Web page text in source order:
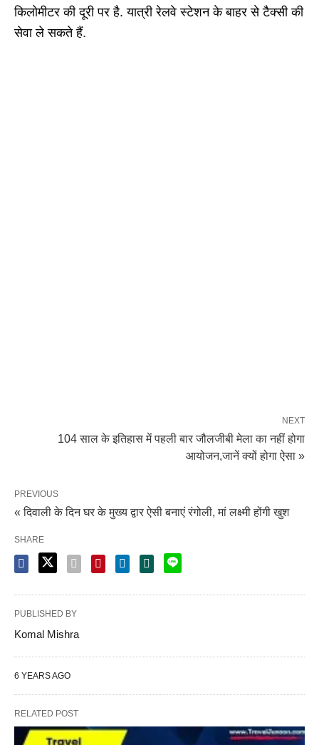
किलोमीटर की दूरी पर है. यात्री रेलवे स्टेशन के बाहर से टैक्सी की
सेवा ले सकते हैं.
NEXT
104 साल के इतिहास में पहली बार जौलजीबी मेला का नहीं होगा
आयोजन,जानें क्यों होगा ऐसा »
PREVIOUS
« दिवाली के दिन घर के मुख्य द्वार ऐसी बनाएं रंगोली, मां लक्ष्मी होंगी खुश
SHARE
PUBLISHED BY
Komal Mishra
6 YEARS AGO
RELATED POST